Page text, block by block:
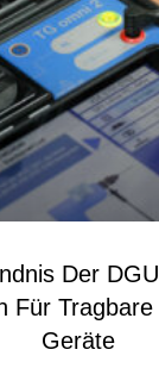
Der
Für
Geräte